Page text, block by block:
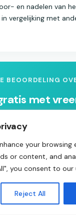
your browsing
or content, and
you consent to our
Reject All
en nadelen van
vergelijking met
BEOORDELING
met
met chatten